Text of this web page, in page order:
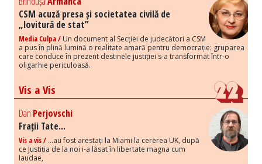
CSM acuză presa și societatea civilă de
„lovitură de stat”
Media Culpa / Un document al Secției de judecători a CSM
a pus în plină lumină o realitate amară pentru democrație: gruparea
care conduce în prezent destinele justiției s-a transformat într-o
oligarhie periculoasă.
Vis a Vis
Dan Perjovschi
Frații Tate...
Vis a vis / ...au fost arestați la Miami la cererea UK, după
ce Justiția de la noi i-a lăsat în libertate magna cum
laudae,